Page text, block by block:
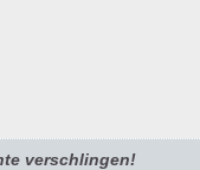
verschlingen!